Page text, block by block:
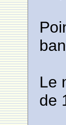
Le
de